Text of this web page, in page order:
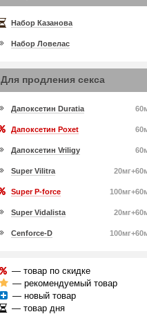
Набор Казанова
Набор Ловелас
Для продления секса
Дапоксетин Duratia
Дапоксетин Poxet
Дапоксетин Vriligy
Super Vilitra
Super P-force
Super Vidalista
Cenforce-D
— товар по скидке
— рекомендуемый товар
— новый товар
— товар дня